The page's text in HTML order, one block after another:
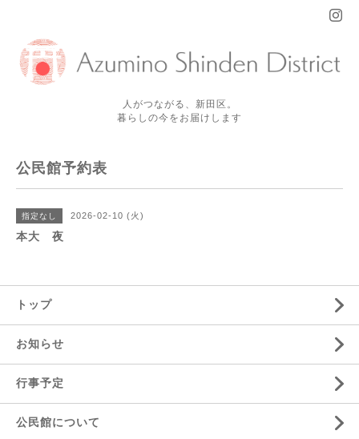
人がつながる、新田区。
暮らしの今をお届けします
公民館予約表
指定なし 2026-02-10 (火)
本大 夜
トップ
お知らせ
行事予定
公民館について